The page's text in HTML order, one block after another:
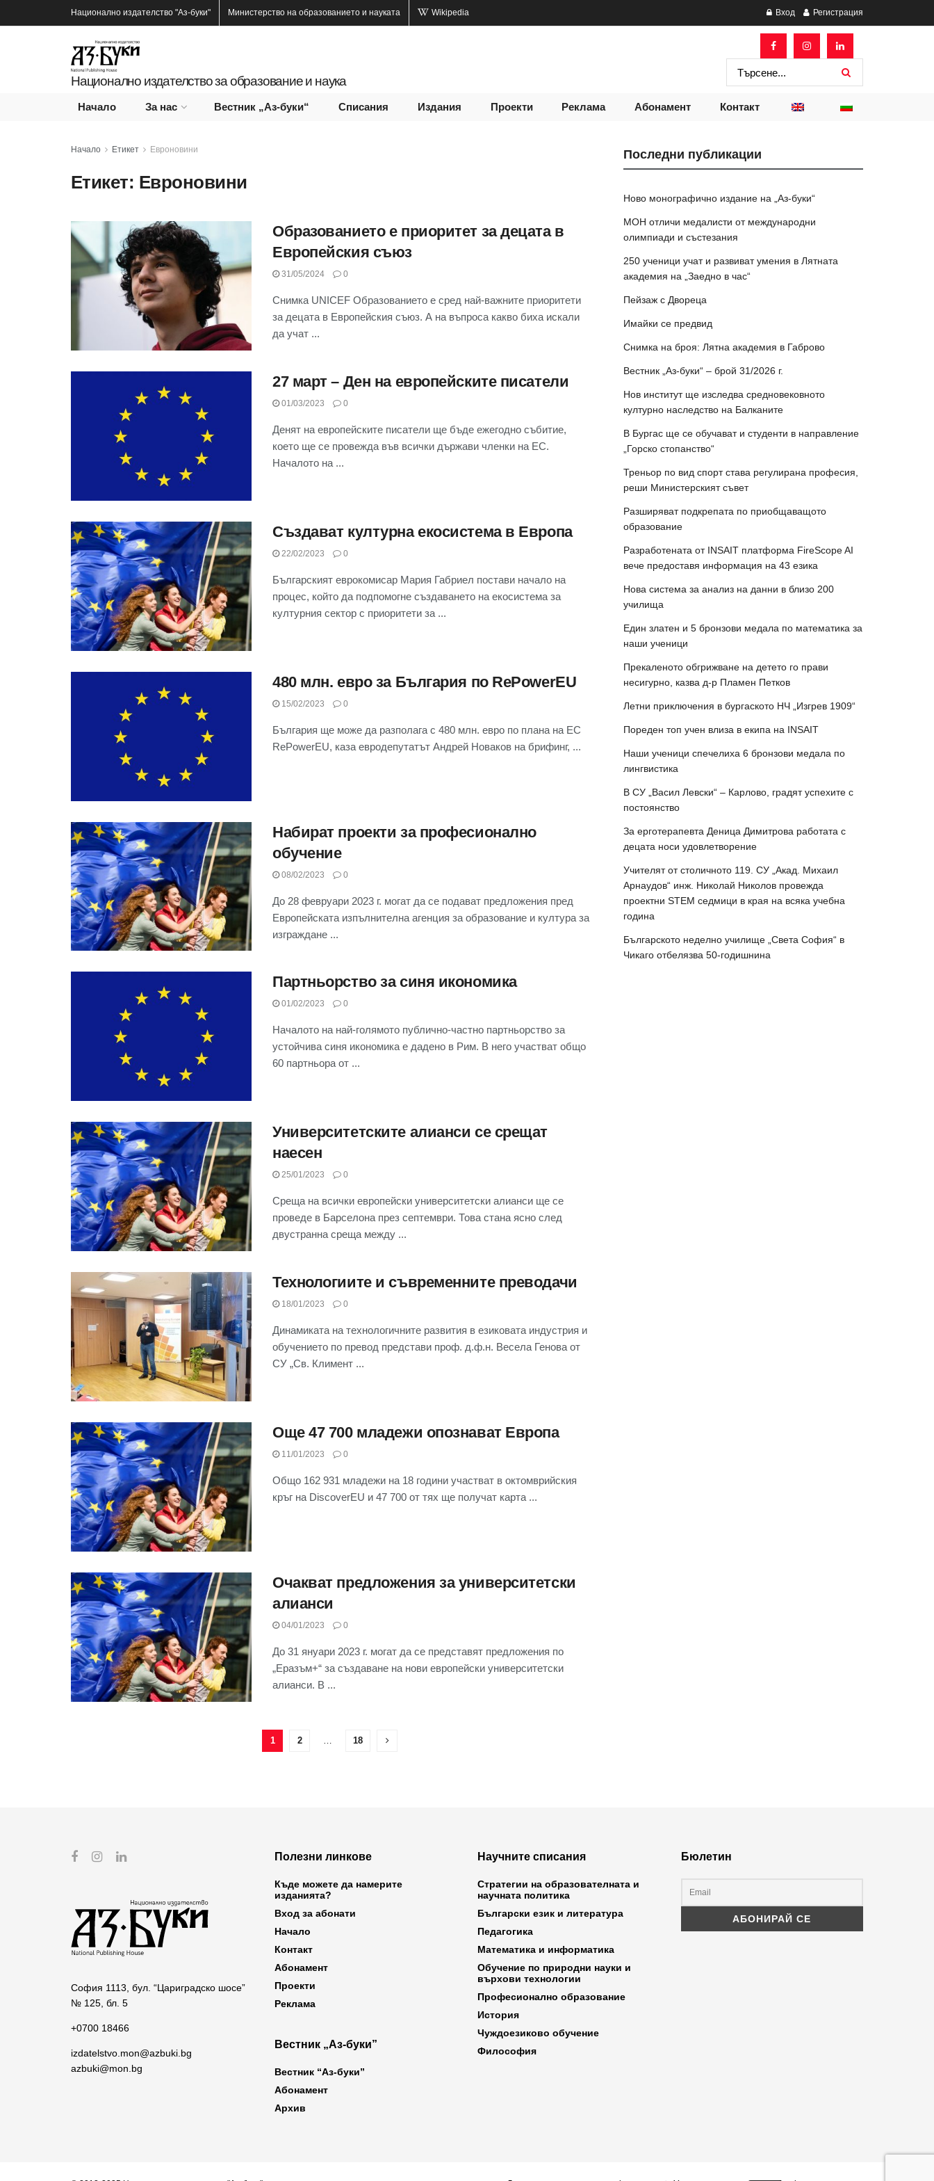
Национално издателство "Аз-буки" Министерство на образованието и науката Wikipedia Вход Регистрация
Национално издателство за образование и наука
Начало За нас Вестник „Аз-буки“ Списания Издания Проекти Реклама Абонамент Контакт
Начало Етикет Евроновини
Етикет: Евроновини
Образованието е приоритет за децата в
Европейския съюз
31/05/2024 0
Снимка UNICEF Образованието е сред най-важните приоритети
за децата в Европейския съюз. А на въпроса какво биха искали
да учат ...
27 март – Ден на европейските писатели
01/03/2023 0
Денят на европейските писатели ще бъде ежегодно събитие,
което ще се провежда във всички държави членки на ЕС.
Началото на ...
Създават културна екосистема в Европа
22/02/2023 0
Българският еврокомисар Мария Габриел постави начало на
процес, който да подпомогне създаването на екосистема за
културния сектор с приоритети за ...
480 млн. евро за България по RеPowerEU
15/02/2023 0
България ще може да разполага с 480 млн. евро по плана на ЕС
RеPowerEU, каза евродепутатът Андрей Новаков на брифинг, ...
Набират проекти за професионално
обучение
08/02/2023 0
До 28 февруари 2023 г. могат да се подават предложения пред
Европейската изпълнителна агенция за образование и култура за
изграждане ...
Партньорство за синя икономика
01/02/2023 0
Началото на най-голямото публично-частно партньорство за
устойчива синя икономика е дадено в Рим. В него участват общо
60 партньора от ...
Университетските алианси се срещат
наесен
25/01/2023 0
Среща на всички европейски университетски алианси ще се
проведе в Барселона през септември. Това стана ясно след
двустранна среща между ...
Технологиите и съвременните преводачи
18/01/2023 0
Динамиката на технологичните развития в езиковата индустрия и
обучението по превод представи проф. д.ф.н. Весела Генова от
СУ „Св. Климент ...
Още 47 700 младежи опознават Европа
11/01/2023 0
Общо 162 931 младежи на 18 години участват в октомврийския
кръг на DiscoverEU и 47 700 от тях ще получат карта ...
Очакват предложения за университетски
алианси
04/01/2023 0
До 31 януари 2023 г. могат да се представят предложения по
„Еразъм+“ за създаване на нови европейски университетски
алианси. В ...
1 2 18
Последни публикации
Ново монографично издание на „Аз-буки“
МОН отличи медалисти от международни
олимпиади и състезания
250 ученици учат и развиват умения в Лятната
академия на „Заедно в час“
Пейзаж с Двореца
Имайки се предвид
Снимка на броя: Лятна академия в Габрово
Вестник „Аз-буки“ – брой 31/2026 г.
Нов институт ще изследва средновековното
културно наследство на Балканите
В Бургас ще се обучават и студенти в направление
„Горско стопанство“
Треньор по вид спорт става регулирана професия,
реши Министерският съвет
Разширяват подкрепата по приобщаващото
образование
Разработената от INSAIT платформа FireScope AI
вече предоставя информация на 43 езика
Нова система за анализ на данни в близо 200
училища
Един златен и 5 бронзови медала по математика за
наши ученици
Прекаленото обгрижване на детето го прави
несигурно, казва д-р Пламен Петков
Летни приключения в бургаското НЧ „Изгрев 1909“
Пореден топ учен влиза в екипа на INSAIT
Наши ученици спечелиха 6 бронзови медала по
лингвистика
В СУ „Васил Левски“ – Карлово, градят успехите с
постоянство
За ерготерапевта Деница Димитрова работата с
децата носи удовлетворение
Учителят от столичното 119. СУ „Акад. Михаил
Арнаудов“ инж. Николай Николов провежда
проектни STEM седмици в края на всяка учебна
година
Българското неделно училище „Света София“ в
Чикаго отбелязва 50-годишнина
София 1113, бул. “Цариградско шосе”
№ 125, бл. 5
+0700 18466
izdatelstvo.mon@azbuki.bg
azbuki@mon.bg
Полезни линкове
Къде можете да намерите
изданията?
Вход за абонати
Начало
Контакт
Абонамент
Проекти
Реклама
Вестник „Аз-буки”
Вестник “Аз-буки”
Абонамент
Архив
Научните списания
Стратегии на образователната и
научната политика
Български език и литература
Педагогика
Математика и информатика
Обучение по природни науки и
върхови технологии
Професионално образование
История
Чуждоезиково обучение
Философия
Бюлетин